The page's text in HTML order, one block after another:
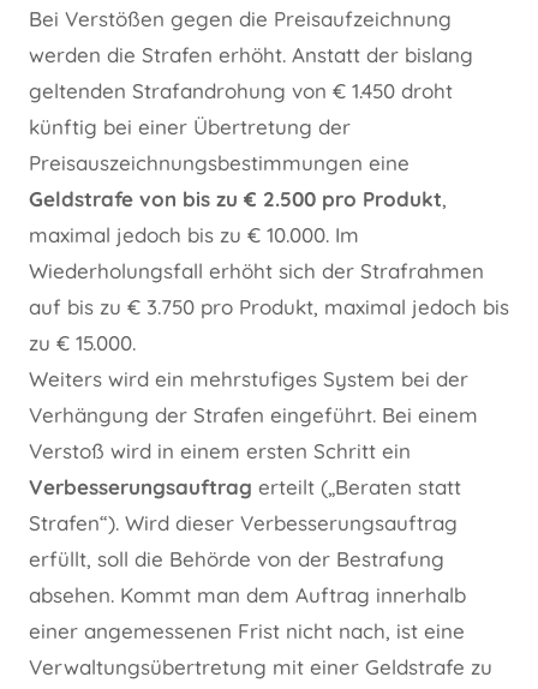
Bei Verstößen gegen die Preisaufzeichnung
werden die Strafen erhöht. Anstatt der bislang
geltenden Strafandrohung von € 1.450 droht
künftig bei einer Übertretung der
Preisauszeichnungsbestimmungen eine
Geldstrafe von bis zu € 2.500 pro Produkt,
maximal jedoch bis zu € 10.000. Im
Wiederholungsfall erhöht sich der Strafrahmen
auf bis zu € 3.750 pro Produkt, maximal jedoch bis
zu € 15.000.
Weiters wird ein mehrstufiges System bei der
Verhängung der Strafen eingeführt. Bei einem
Verstoß wird in einem ersten Schritt ein
Verbesserungsauftrag erteilt („Beraten statt
Strafen“). Wird dieser Verbesserungsauftrag
erfüllt, soll die Behörde von der Bestrafung
absehen. Kommt man dem Auftrag innerhalb
einer angemessenen Frist nicht nach, ist eine
Verwaltungsübertretung mit einer Geldstrafe zu